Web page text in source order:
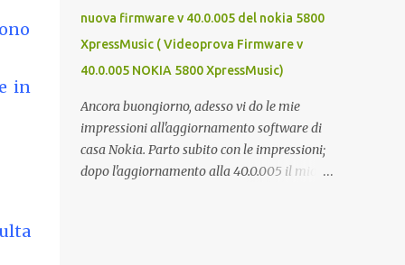
in
significa autonomia. E in definitiva,
seme della libertà. Mi auguro dunque questo
elenco possa essere d'aiuto. Buona fortuna a
tutti e buona giornata, Luca Zecca Jooble
Trovit Monster Lavoro.org Cerco-
Lavoro.info Jobcrawler CercoLavoro.com
Motore Lavoro Subito.it (Sezione OFFERTE
DI LAVORO) Info Jobs
nuova firmware v 40.0.005 del nokia 5800
XpressMusic ( Videoprova Firmware v
40.0.005 NOKIA 5800 XpressMusic)
Ancora buongiorno, adesso vi do le mie
impressioni all'aggiornamento software di
casa Nokia. Parto subito con le impressioni;
dopo l'aggiornamento alla 40.0.005 il mio